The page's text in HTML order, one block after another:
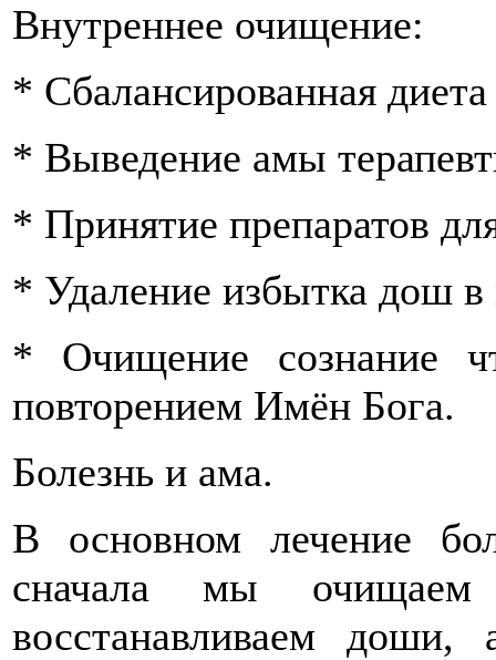
Внутреннее очищение:
* Сбалансированная
* Выведение амы
* Принятие препаратов
* Удаление избытка дош в
* Очищение сознание
повторением Имён Бога.
Болезнь и ама.
В основном лечение
сначала мы
восстанавливаем